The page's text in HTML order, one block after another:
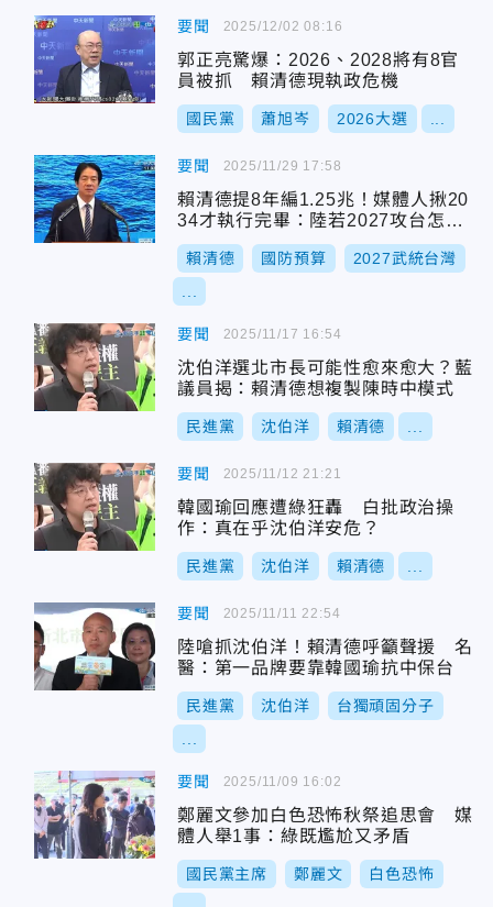
要聞
郭正亮驚爆：2026、2028將有8官
員被抓 賴清德現執政危機
國民黨 蕭旭岑 2026大選
2025/12/02 08:16
要聞
賴清德提8年編1.25兆！媒體人揪20
34才執行完畢：陸若2027攻台怎應
對？
賴清德 國防預算 2027武統台灣
2025/11/29 17:58
要聞
沈伯洋選北市長可能性愈來愈大？藍
議員揭：賴清德想複製陳時中模式
民進黨 沈伯洋 賴清德
2025/11/17 16:54
要聞
韓國瑜回應遭綠狂轟 白批政治操
作：真在乎沈伯洋安危？
民進黨 沈伯洋 賴清德
2025/11/12 21:21
要聞
陸嗆抓沈伯洋！賴清德呼籲聲援 名
醫：第一品牌要靠韓國瑜抗中保台
民進黨 沈伯洋 台獨頑固分子
2025/11/11 22:54
要聞
鄭麗文參加白色恐怖秋祭追思會 媒
體人舉1事：綠既尷尬又矛盾
國民黨主席 鄭麗文 白色恐怖
2025/11/09 16:02